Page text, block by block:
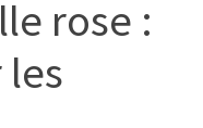
rose :